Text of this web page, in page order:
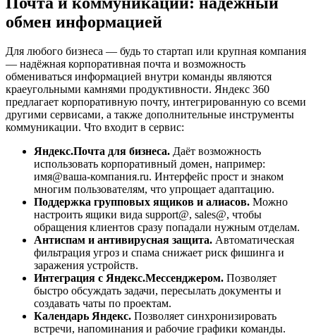
обмен информацией
Для любого бизнеса — будь то стартап или крупная компания
— надёжная корпоративная почта и возможность
обмениваться информацией внутри команды являются
краеугольными камнями продуктивности. Яндекс 360
предлагает корпоративную почту, интегрированную со всеми
другими сервисами, а также дополнительные инструменты
коммуникации. Что входит в сервис:
Яндекс.Почта для бизнеса. Даёт возможность
использовать корпоративный домен, например:
имя@ваша-компания.ru. Интерфейс прост и знаком
многим пользователям, что упрощает адаптацию.
Поддержка групповых ящиков и алиасов. Можно
настроить ящики вида support@, sales@, чтобы
обращения клиентов сразу попадали нужным отделам.
Антиспам и антивирусная защита. Автоматическая
фильтрация угроз и спама снижает риск фишинга и
заражения устройств.
Интеграция с Яндекс.Мессенджером. Позволяет
быстро обсуждать задачи, пересылать документы и
создавать чаты по проектам.
Календарь Яндекс. Позволяет синхронизировать
встречи, напоминания и рабочие графики команды.